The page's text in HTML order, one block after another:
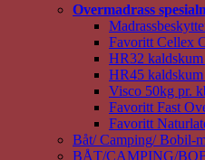
Overmadrass
Favoritt Cellex
HR32 kaldskum
HR45 kaldskum
Visco 50kg pr.
Favoritt Fast
Favoritt
Båt/ Camping/ Bobil-
BÅT/CAMPING/